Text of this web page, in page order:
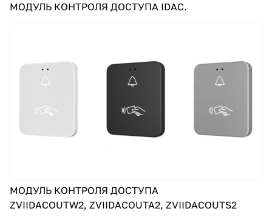
МОДУЛЬ КОНТРОЛЯ ДОСТУПА IDAC.
МОДУЛЬ КОНТРОЛЯ ДОСТУПА
ZVIIDACOUTW2, ZVIIDACOUTA2, ZVIIDACOUTS2